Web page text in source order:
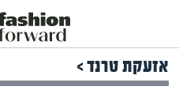
אזעקת טרנד >